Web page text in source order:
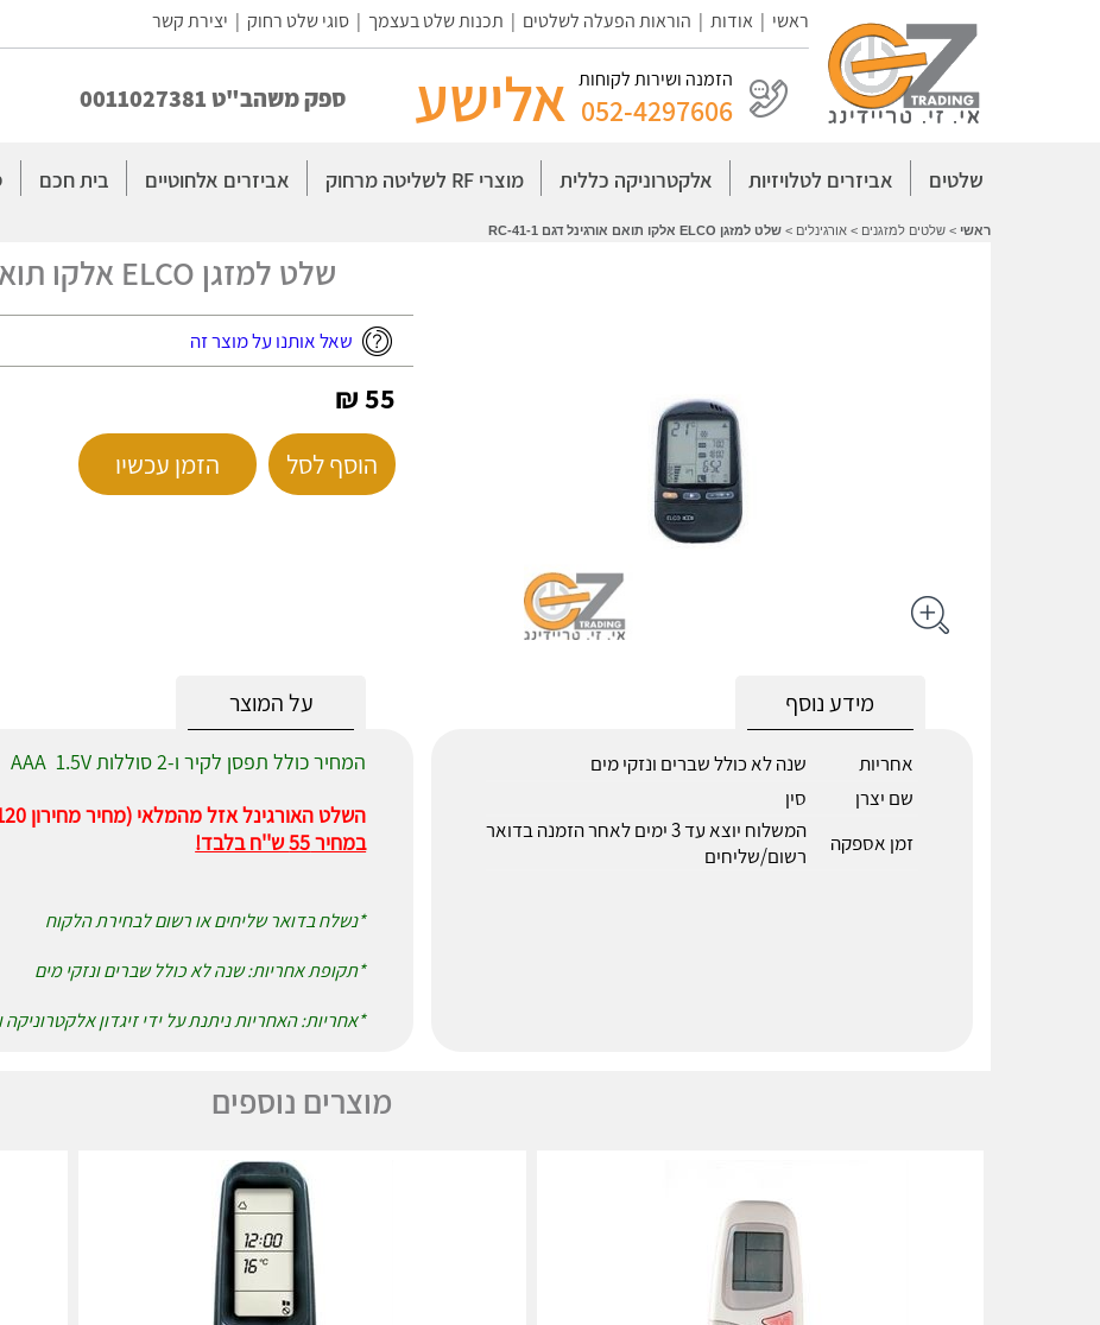
ראשי | אודות | הוראות הפעלה לשלטים | תכנות שלט בעצמך |סוגי שלט רחוק | יצירת קשר
הזמנה ושירות לקוחות
052-4297606 אלישע ספק משהב"ט 0011027381
שלטים אביזרים לטלויזיות אלקטרוניקה כללית מוצרי RF לשליטה מרחוק אביזרים אלחוטיים בית חכם
ראשי > שלטים למזגנים > אורגינלים > שלט למזגן ELCO אלקו תואם אורגינל דגם RC-41-1
שלט למזגן ELCO אלקו תואם אורגינל דגם RC-41-1
שאל אותנו על מוצר זה
55 ₪
הוסף לסל הזמן עכשיו
על המוצר
המחיר כולל תפסן לקיר ו-2 סוללות AAA 1.5V
השלט האורגינל אזל מהמלאי (מחיר מחירון 120 ש''ח),
במחיר 55 ש''ח בלבד!
*נשלח בדואר שליחים או רשום לבחירת הלקוח
*תקופת אחריות: שנה לא כולל שברים ונזקי מים
*אחריות: האחריות ניתנת על ידי זיגדון
מידע נוסף
אחריות
שנה לא כולל שברים ונזקי מים
שם יצרן
סין
זמן אספקה
המשלוח יוצא עד 3 ימים לאחר הזמנה בדואר
רשום/שליחים
מוצרים נוספים